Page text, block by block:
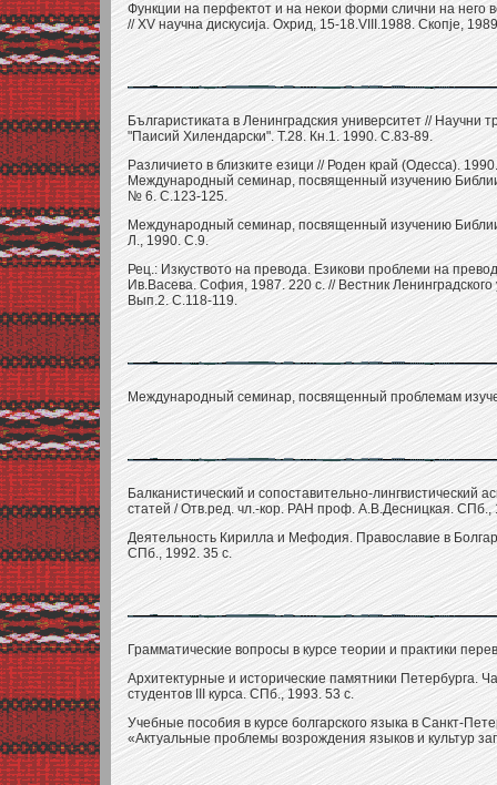
Функции на перфектот и на некои форми слични на него
// XV научна дискусиjа. Охрид, 15-18.VIII.1988. Скопjе,
Българистиката в Ленинградския университет // Научни
"Паисий Хилендарски". Т.28. Кн.1. 1990. С.83-89.
Различието в близките езици // Роден край (Одесса).
Международный семинар, посвященный изучению
№ 6. С.123-125.
Международный семинар, посвященный изучению
Л., 1990. С.9.
Рец.: Изкуството на превода. Езикови проблеми на
Ив.Васева. София, 1987. 220 с. // Вестник
Вып.2. С.118-119.
Международный семинар, посвященный проблемам
Балканистический и сопоставительно-
статей / Отв.ред. чл.-кор. РАН проф. А.В.Десницкая. СПб.,
Деятельность Кирилла и Мефодия. Православие в
СПб., 1992. 35 с.
Грамматические вопросы в курсе теории и практики
Архитектурные и исторические памятники Петербурга.
студентов III курса. СПб., 1993. 53 с.
Учебные пособия в курсе болгарского языка в Санкт-
«Актуальные проблемы возрождения языков и культур